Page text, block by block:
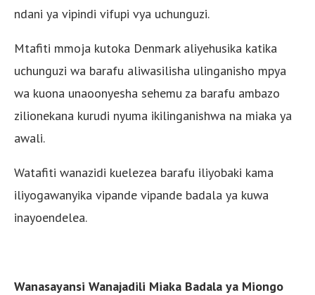
ndani ya vipindi vifupi vya uchunguzi.
Mtafiti mmoja kutoka Denmark aliyehusika katika
uchunguzi wa barafu aliwasilisha ulinganisho mpya
wa kuona unaoonyesha sehemu za barafu ambazo
zilionekana kurudi nyuma ikilinganishwa na miaka ya
awali.
Watafiti wanazidi kuelezea barafu iliyobaki kama
iliyogawanyika vipande vipande badala ya kuwa
inayoendelea.
Wanasayansi Wanajadili Miaka Badala ya Miongo